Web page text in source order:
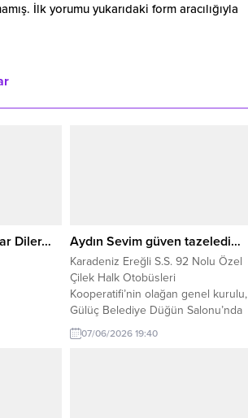
İlk yorumu yukarıdaki form aracılığıyla
Diler… Aydın Sevim güven tazeledi…
Karadeniz Ereğli S.S. 92 Nolu Özel
Çilek Halk Otobüsleri
Kooperatifi’nin olağan genel kurulu,
Gülüç Belediye Düğün Salonu’nda
gerçekleştirildi. Mevcut Başkan
Aydın Sevim ile eski Başkan Çetin
07/06/2026 19:40